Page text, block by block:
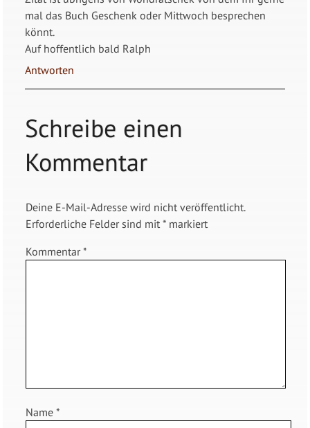
mal das Buch Geschenk oder Mittwoch besprechen
könnt.
Auf hoffentlich bald Ralph
Antworten
Schreibe einen
Kommentar
Deine E-Mail-Adresse wird nicht veröffentlicht.
Erforderliche Felder sind mit *markiert
Kommentar*
Name *